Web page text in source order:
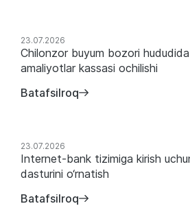
23.07.2026
Chilonzor buyum bozori
amaliyotlar kassasi ochilishi
Batafsilroq
23.07.2026
Internet-bank tizimiga kirish
dasturini o‘rnatish
Batafsilroq